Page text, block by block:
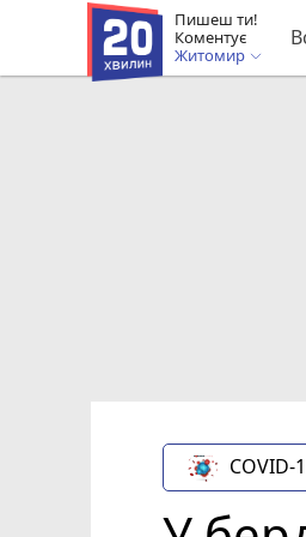
Пишеш ти!
Коментує
Житомир
COVID-